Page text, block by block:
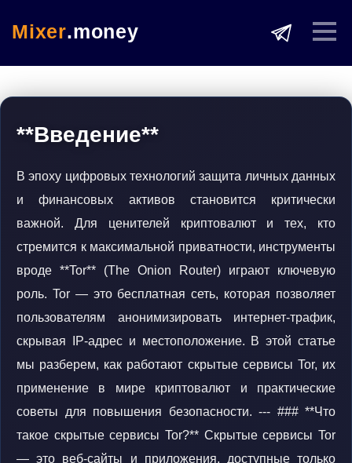
Mixer.money
**Введение**
В эпоху цифровых технологий защита личных данных
и финансовых активов становится критически
важной. Для ценителей криптовалют и тех, кто
стремится к максимальной приватности, инструменты
вроде **Tor** (The Onion Router) играют ключевую
роль. Tor — это бесплатная сеть, которая позволяет
пользователям анонимизировать интернет-трафик,
скрывая IP-адрес и местоположение. В этой статье
мы разберем, как работают скрытые сервисы Tor, их
применение в мире криптовалют и практические
советы для повышения безопасности. --- ### **Что
такое скрытые сервисы Tor?** Скрытые сервисы Tor
— это веб-сайты и приложения, доступные только